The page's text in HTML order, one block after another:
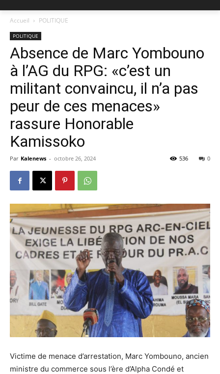
Accueil POLITIQUE
POLITIQUE
Absence de Marc Yombouno
à l’AG du RPG: «c’est un
militant convaincu, il n’a pas
peur de ces menaces»
rassure Honorable
Kamissoko
Par Kalenews - octobre 26, 2024 0
536
Victime de menace d’arrestation, Marc Yombouno, ancien
ministre du commerce sous l’ère d’Alpha Condé et